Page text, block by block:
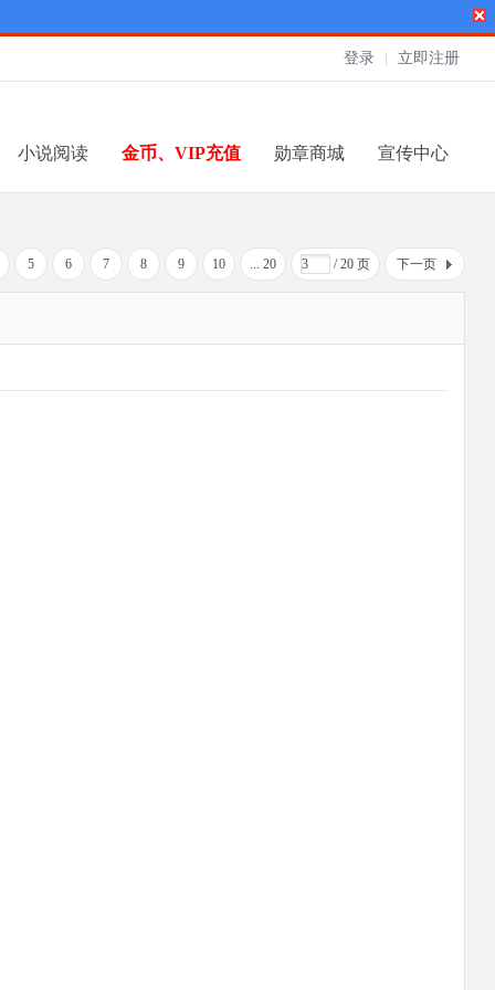
登录 立即注册
小说阅读 金币、VIP充值 勋章商城 宣传中心
5 6 7 8 9 10 ... 20 / 20 页 下一页